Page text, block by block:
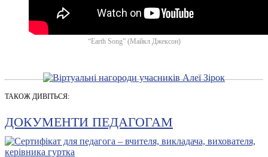
“Earth Song” (Майкл Джексон)
ТАКОЖ ДИВІТЬСЯ:
ДОКУМЕНТИ ПЕДАГОГАМ